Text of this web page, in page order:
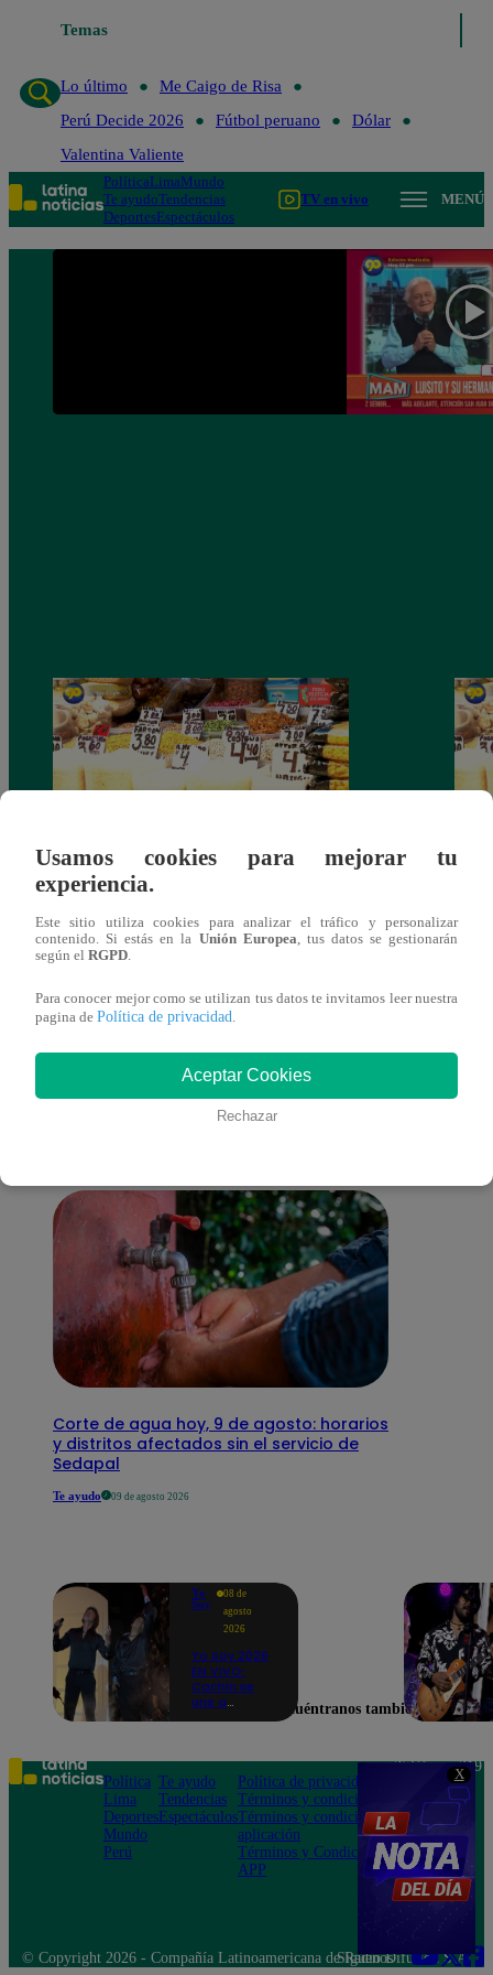
X
Temas
Lo último
Me Caigo de Risa
Perú Decide 2026
Fútbol peruano
Dólar
Valentina Valiente
PolíticaLimaMundo
Te ayudoTendencias
DeportesEspectáculos
TV en vivo MENÚ
Mujeres al Mando – Viernes 25 de febrero
También te puede
interesar
Corte de agua hoy, 9 de agosto: horarios
y distritos afectados sin el servicio de
Sedapal
Te ayudo 09 de agosto 2026
Yo
Soy
08 de
agosto
2026
Yo Soy 2026
EN VIVO:
Cachín se
une a
espectacular
versión de
“Amor mío”
Usamos cookies para mejorar tu
experiencia.
Este sitio utiliza cookies para analizar el tráfico y personalizar
contenido. Si estás en la Unión Europea, tus datos se gestionarán
según el RGPD.
Para conocer mejor como se utilizan tus datos te invitamos leer nuestra
pagina de Política de privacidad.
Aceptar Cookies
Rechazar
Encuéntranos también en
Política
Lima
Deportes
Mundo
Perú
Te ayudo
Tendencias
Espectáculos
Política de privacidad
Términos y condiciones
Términos y condiciones
aplicación
Términos y Condiciones
APP
Teléfono: 219
Av. San
Felipe 968
Jesús María
© Copyright 2026 - Compañía Latinoamericana de Radio Difusión S.A.
Síguenos